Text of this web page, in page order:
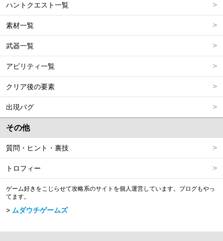
ハントクエスト一覧
素材一覧
武器一覧
アビリティ一覧
クリア後の要素
出現バグ
その他
質問・ヒント・裏技
トロフィー
ゲーム好きをこじらせて攻略系のサイトを個人運営しています。ブログもやっ
てます。
ムダウチゲームズ